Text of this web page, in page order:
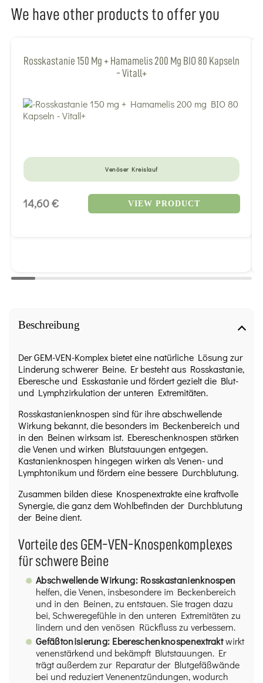
Beschreibung
Der GEM-VEN-Komplex bietet eine natürliche Lösung zur
Linderung schwerer Beine. Er besteht aus Rosskastanie,
Eberesche und Esskastanie und fördert gezielt die Blut-
und Lymphzirkulation der unteren Extremitäten.
Rosskastanienknospen sind für ihre abschwellende
Wirkung bekannt, die besonders im Beckenbereich und
in den Beinen wirksam ist. Ebereschenknospen stärken
die Venen und wirken Blutstauungen entgegen.
Kastanienknospen hingegen wirken als Venen- und
Lymphtonikum und fördern eine bessere Durchblutung.
Zusammen bilden diese Knospenextrakte eine kraftvolle
Synergie, die ganz dem Wohlbefinden der Durchblutung
der Beine dient.
Vorteile des GEM-VEN-Knospenkomplexes
für schwere Beine
Abschwellende Wirkung: Rosskastanienknospen
helfen, die Venen, insbesondere im Beckenbereich
und in den Beinen, zu entstauen. Sie tragen dazu
bei, Schweregefühle in den unteren Extremitäten zu
lindern und den venösen Rückfluss zu verbessern.
Gefäßtonisierung: Ebereschenknospenextraktwirkt
venenstärkend und bekämpft Blutstauungen. Er
trägt außerdem zur Reparatur der Blutgefäßwände
bei und reduziert Venenentzündungen, wodurch
We have other products to offer you
Rosskastanie 150 Mg + Hamamelis 200 Mg BIO 80 Kapseln
- Vitall+
Venöser Kreislauf
14,60 € VIEW PRODUCT